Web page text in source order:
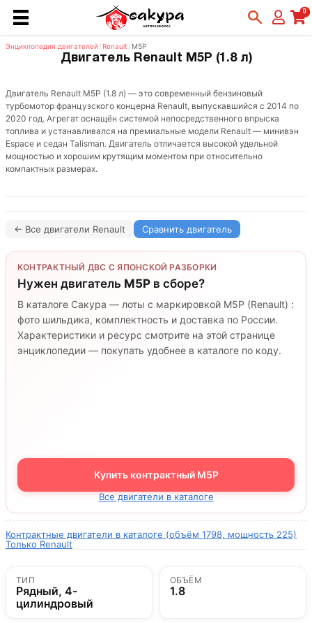
0
Энциклопедия двигателей/ Renault / M5P
Двигатель Renault M5P (1.8 л)
Двигатель Renault M5P (1.8 л) — это современный бензиновый
турбомотор французского концерна Renault, выпускавшийся с 2014 по
2020 год. Агрегат оснащён системой непосредственного впрыска
топлива и устанавливался на премиальные модели Renault — минивэн
Espace и седан Talisman. Двигатель отличается высокой удельной
мощностью и хорошим крутящим моментом при относительно
компактных размерах.
← Все двигатели Renault Сравнить двигатель
КОНТРАКТНЫЙ ДВС С ЯПОНСКОЙ РАЗБОРКИ
Нужен двигатель M5P в сборе?
В каталоге Сакура — лоты с маркировкой M5P (Renault) :
фото шильдика, комплектность и доставка по России.
Характеристики и ресурс смотрите на этой странице
энциклопедии — покупать удобнее в каталоге по коду.
Купить контрактный M5P
Все двигатели в каталоге
Контрактные двигатели в каталоге (объём 1798, мощность 225)
Только Renault
ТИП
Рядный, 4-
цилиндровый
ОБЪЁМ
1.8